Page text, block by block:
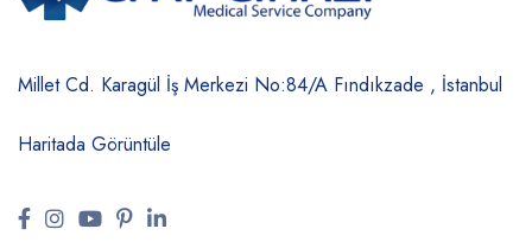
Millet Cd. Karagül İş Merkezi No:84/A Fındıkzade , İstanbul
Haritada Görüntüle